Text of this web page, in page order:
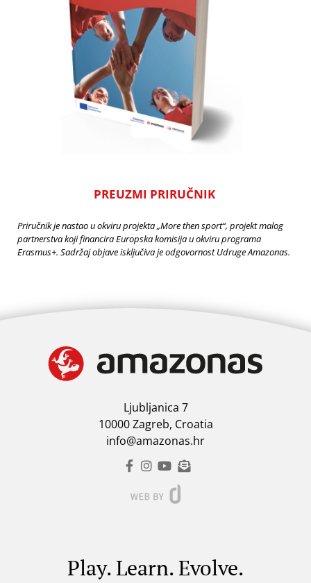
PREUZMI PRIRUČNIK
Priručnik je nastao u okviru projekta „More then sport“, projekt malog
partnerstva koji financira Europska komisija u okviru programa
Erasmus+. Sadržaj objave isključiva je odgovornost Udruge Amazonas.
Ljubljanica 7
10000 Zagreb, Croatia
info@amazonas.hr
Play. Learn. Evolve.